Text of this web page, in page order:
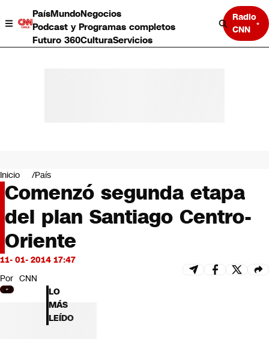
PaísMundoNegocios
Podcast y Programas completos
Futuro 360CulturaServicios
Radio
CNN
Negocios
Deportes
Programas completos
Cultura
Servicios
Bits
CNN tiempo
Futuro 360
Opinión
Inicio País
Comenzó segunda etapa
del plan Santiago Centro-
Oriente
11- 01- 2014 17:47
Por CNN
LO
MÁS
LEÍDO